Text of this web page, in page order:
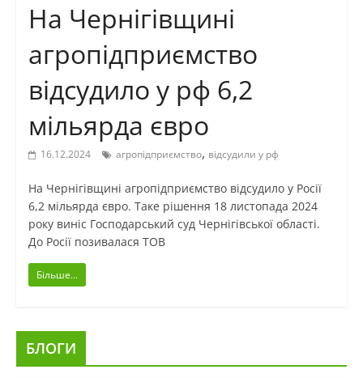
На Чернігівщині
агропідприємство
відсудило у рф 6,2
мільярда євро
16.12.2024 агропідприємство, відсудили у рф
На Чернігівщині агропідприємство відсудило у Росії
6,2 мільярда євро. Таке рішення 18 листопада 2024
року виніс Господарський суд Чернігівської області.
До Росії позивалася ТОВ
Більше...
БЛОГИ